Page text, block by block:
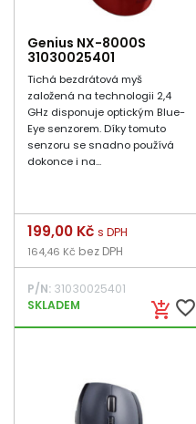
Genius NX-8000S
31030025401
Tichá bezdrátová myš
založená na technologii 2,4
GHz disponuje optickým Blue-
Eye senzorem. Díky tomuto
senzoru se snadno používá
dokonce i na...
add_shopping_cart favorite_border
Cena
199,00 Kč s DPH
164,46 Kč bez DPH
P/N: 31030025401
SKLADEM